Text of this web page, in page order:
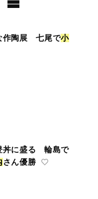
作陶展 七尾で小
丼に盛る 輪島で
さん優勝